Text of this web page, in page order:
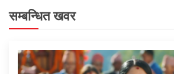
सम्बन्धित खवर